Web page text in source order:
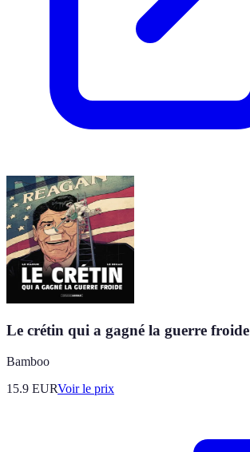
Le crétin qui a gagné la guerre froide
Bamboo
15.9 EURVoir le prix